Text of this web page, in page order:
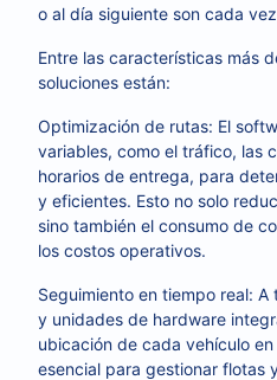
o al día siguiente son cada
Entre las características más
soluciones están:
Optimización de rutas: El
variables, como el tráfico, las
horarios de entrega, para
y eficientes. Esto no solo
sino también el consumo de
los costos operativos.
Seguimiento en tiempo real:
y unidades de hardware
ubicación de cada vehículo
esencial para gestionar flotas